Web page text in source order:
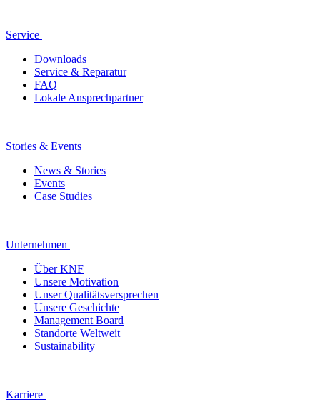
Service
Downloads
Service & Reparatur
FAQ
Lokale Ansprechpartner
Stories & Events
News & Stories
Events
Case Studies
Unternehmen
Über KNF
Unsere Motivation
Unser Qualitätsversprechen
Unsere Geschichte
Management Board
Standorte Weltweit
Sustainability
Karriere